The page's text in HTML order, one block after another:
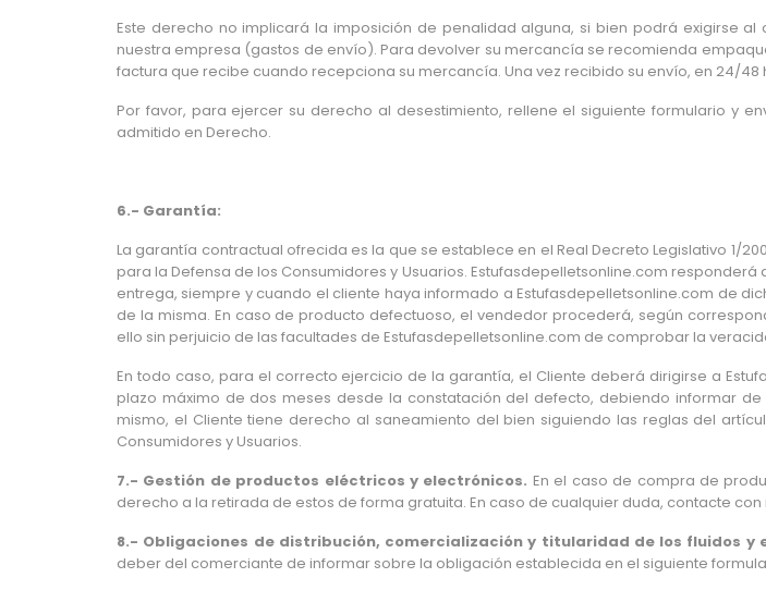
Este derecho no implicará la imposición de penalidad alguna, si bien podrá exigirse
nuestra empresa (gastos de envío). Para devolver su mercancía se recomienda
factura que recibe cuando recepciona su mercancía. Una vez recibido su envío, en 24/
Por favor, para ejercer su derecho al desestimiento, rellene el siguiente formulario y
admitido en Derecho.
6.- Garantía:
La garantía contractual ofrecida es la que se establece en el Real Decreto Legislativo 1/
para la Defensa de los Consumidores y Usuarios. Estufasdepelletsonline.com
entrega, siempre y cuando el cliente haya informado a Estufasdepelletsonline.com de
de la misma. En caso de producto defectuoso, el vendedor procederá, según
ello sin perjuicio de las facultades de Estufasdepelletsonline.com de comprobar la
En todo caso, para el correcto ejercicio de la garantía, el Cliente deberá dirigirse a
plazo máximo de dos meses desde la constatación del defecto, debiendo informar
mismo, el Cliente tiene derecho al saneamiento del bien siguiendo las reglas del
Consumidores y Usuarios.
7.- Gestión de productos eléctricos y electrónicos. En el caso de compra de
derecho a la retirada de estos de forma gratuita. En caso de cualquier duda, contacte con
8.- Obligaciones de distribución, comercialización y titularidad de los fluidos y
deber del comerciante de informar sobre la obligación establecida en el siguiente